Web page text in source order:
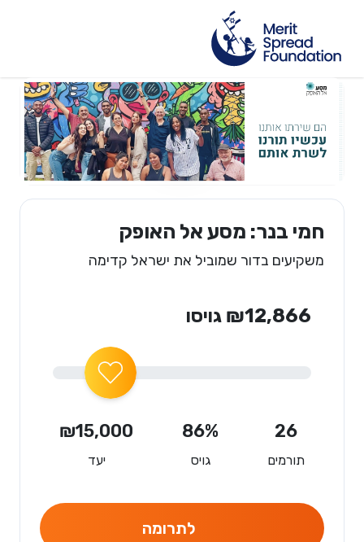
חמי בנר: מסע אל האופק
משקיעים בדור שמוביל את ישראל קדימה
₪12,866 גויסו
26
תורמים
86%
גויס
₪15,000
יעד
לתרומה